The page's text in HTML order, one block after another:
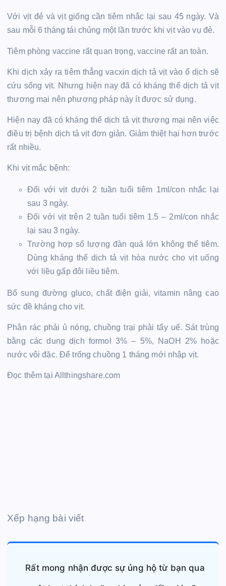
Với vịt đẻ và vịt giống cần tiêm nhắc lại sau 45 ngày. Và
sau mỗi 6 tháng tái chủng một lần trước khi vịt vào vụ đẻ.
Tiêm phòng vaccine rất quan trọng, vaccine rất an toàn.
Khi dịch xảy ra tiêm thẳngvacxin dịch tả vịtvào ổ dịch sẽ
cứu sống vịt. Nhưng hiện nay đã có kháng thể dịch tả vịt
thương mại nên phương pháp này ít được sử dụng.
Hiện nay đã có kháng thể dịch tả vịt thương mại nên việc
điều trị bệnh dịch tả vịt đơn giản. Giảm thiệt hại hơn trước
rất nhiều.
Khi vịt mắc bệnh:
Đối với vịt dưới 2 tuần tuổi tiêm 1ml/con nhắc lại
sau 3 ngày.
Đối với vịt trên 2 tuần tuổi tiêm 1.5 – 2ml/con nhắc
lại sau 3 ngày.
Trường hợp số lượng đàn quá lớn không thể tiêm.
Dùng kháng thể dịch tả vịt hòa nước cho vịt uống
với liều gấp đôi liều tiêm.
Bổ sung đường gluco, chất điện giải, vitamin nâng cao
sức đề kháng cho vịt.
Phân rác phải ủ nóng, chuồng trại phải tẩy uế. Sát trùng
bằng các dung dịch formol 3% – 5%, NaOH 2% hoặc
nước vôi đặc. Để trống chuồng 1 tháng mới nhập vịt.
Đọc thêm tại Allthingshare.com
Xếp hạng bài viết
Rất mong nhận được sự ủng hộ từ bạn qua